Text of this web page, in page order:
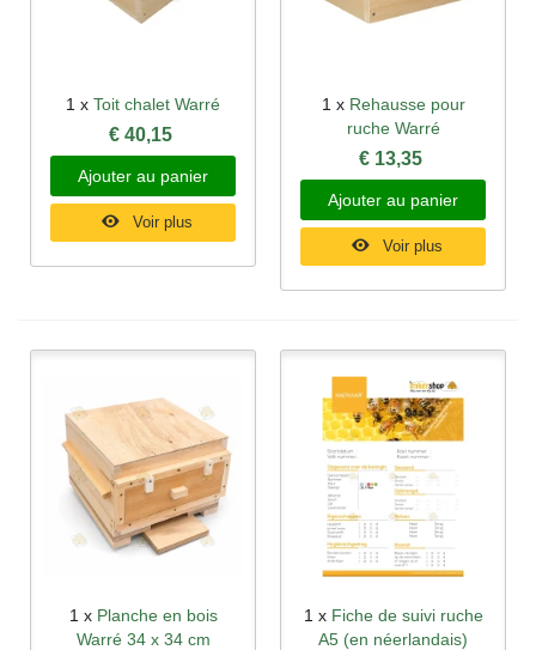
1 x Toit chalet Warré
€ 40,15
Ajouter au panier
Voir plus
1 x Rehausse pour
ruche Warré
€ 13,35
Ajouter au panier
Voir plus
1 x Planche en bois
Warré 34 x 34 cm
1 x Fiche de suivi ruche
A5 (en néerlandais)